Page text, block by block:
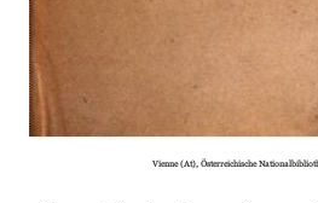
Vienne (At), Österreichische